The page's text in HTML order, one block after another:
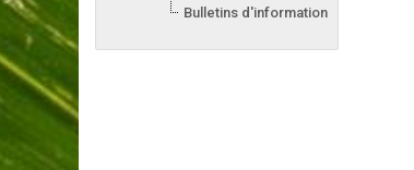
Bulletins d'information 2006